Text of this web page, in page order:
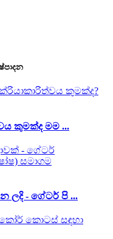
කුමක්ද මම ...
ලදි - ගේටර් පි ...